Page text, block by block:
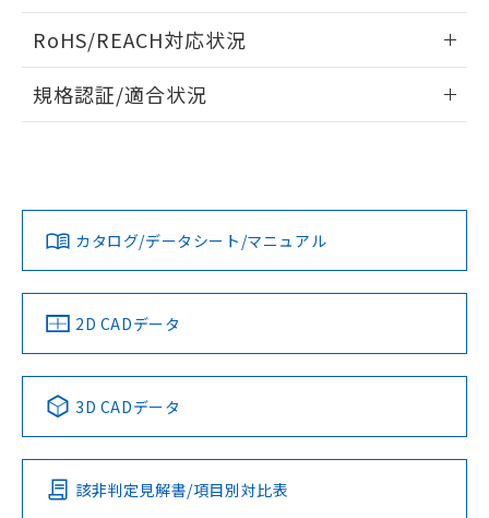
ドすることができます。
ログイン/会員登録
ダウンロードデータをご利用いただく前に、以下を必ずお読
みください。
ソフトウェアの使用条件
RoHS/REACH対応状況
EU RoHS 注意事項・凡例
対応済み
中国 RoHS 注意事項・凡例
Pb Hg Cd Cr(VI)
O
規格認証/適合状況
カタログ/データシート/マニュアル
2D CADデータ
3D CADデータ
該非判定見解書/項目別対比表